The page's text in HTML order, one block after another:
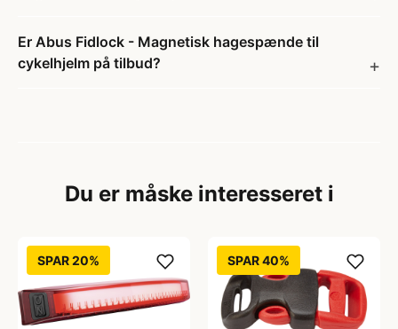
Er Abus Fidlock - Magnetisk hagespænde til
cykelhjelm på tilbud?
Du er måske interesseret i
SPAR 20% SPAR 40%